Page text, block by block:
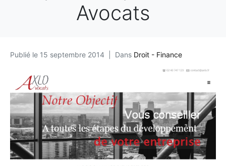
Avocats
Publié le 15 septembre 2014 Dans Droit - Finance